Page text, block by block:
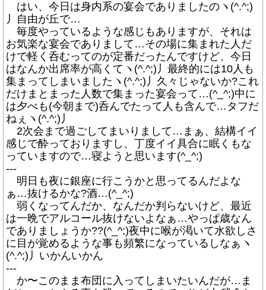
はい、今日は身内系の宴会でありましたのヽ(^.^;)
丿自由が丘で…
毎度やっているような感じもありますが、それは
お気楽な宴会でありまして…その場に集まれた人だ
けで軽く呑むってのが定番だったんですけど、今日
はなんか出席率が高くてヽ(^.^;)丿最終的には10人も
集まってしまいましたヽ(^.^;)丿久々じゃないか?これ
だけまとまった人数で集まった宴会って…(^_^;)中に
は夕べも(今朝まで)呑んでたって人も含んで…タフだ
ねぇヽ(^.^;)丿
2次会まで過ごしてまいりまして…まぁ、結構イイ
感じで酔っておりますし、丁度イイ具合に眠くもな
っていますので…寝ようと思います(^_^;)
---
明日も夜に銀座に行こうかと思ってるんだよな
ぁ…抜けるかな?酒…(^_^;)
弱くなってんだか、なんだか判らないけど、最近
は一晩でアルコール抜けないよなぁ…やっぱ歳なん
でありましょうか??(^_^;)夜中に喉が渇いて水欲しさ
に目が覚めるような事も頻繁になっているしなぁヽ
(^.^;)丿いかんいかん
---
か〜このまま布団に入ってしまいたいんだが…ま